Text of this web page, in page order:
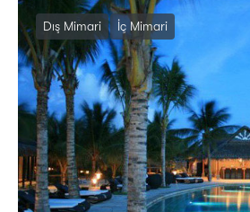
Dış Mimari İç Mimari